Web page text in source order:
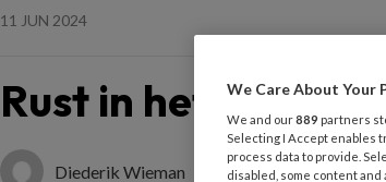
11 JUN 2024
Rust in het werk
Diederik Wieman
We Care About Your
We and our889 partners
Selecting I Accept enables
process data to provide.
disabled, some content and